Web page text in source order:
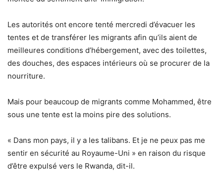
Les autorités ont encore tenté mercredi d’évacuer les
tentes et de transférer les migrants afin qu’ils aient de
meilleures conditions d’hébergement, avec des toilettes,
des douches, des espaces intérieurs où se procurer de la
nourriture.
Mais pour beaucoup de migrants comme Mohammed, être
sous une tente est la moins pire des solutions.
« Dans mon pays, il y a les talibans. Et je ne peux pas me
sentir en sécurité au Royaume-Uni » en raison du risque
d’être expulsé vers le Rwanda, dit-il.